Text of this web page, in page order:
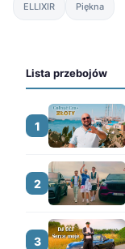
ELLIXIR Piękna
Lista przebojów
1
2
3